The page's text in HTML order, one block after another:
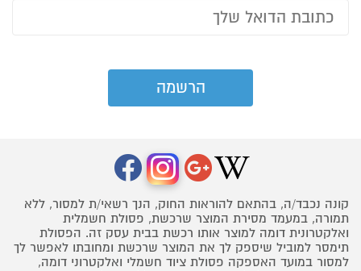
קונה נכבד/ה, בהתאם להוראות החוק, הנך רשאי/ת למסור, ללא
תמורה, במעמד מסירת המוצר שרכשת, פסולת חשמלית
ואלקטרונית דומה למוצר אותו רכשת בבית עסק זה. הפסולת
תימסר למוביל שיספק לך את המוצר שרכשת ומחובתו לאפשר לך
למסור במועד האספקה פסולת ציוד חשמלי ואלקטרוני דומה,